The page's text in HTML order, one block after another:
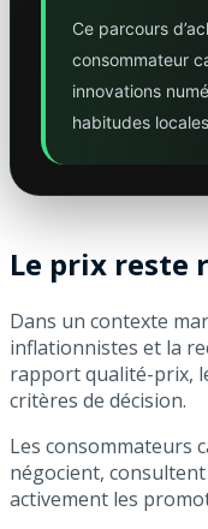
Ce parcours
consommateur
innovations
habitudes
Le prix reste
Dans un contexte
inflationnistes et la
rapport qualité-prix,
critères de décision.
Les consommateurs
négocient,
activement les